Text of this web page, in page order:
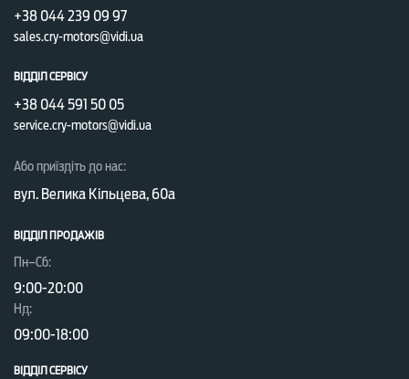
+38 044 239 09 97
sales.cry-motors@vidi.ua
ВІДДІЛ СЕРВІСУ
+38 044 591 50 05
service.cry-motors@vidi.ua
Або приїздіть до нас:
вул. Велика Кільцева, 60а
ВІДДІЛ ПРОДАЖІВ
Пн–Сб:
9:00-20:00
Нд:
09:00-18:00
ВІДДІЛ CЕРВІСУ